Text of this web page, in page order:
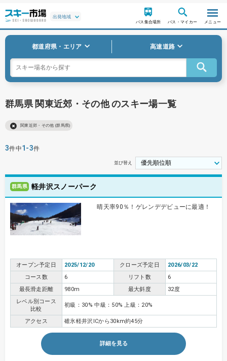
バス集合場所 バス・マイカー メニュー
都道府県・エリア 高速道路
群馬県 関東近郊・その他 のスキー場一覧
関東近郊・その他 (群馬県)
3件中1-3件
並び替え
群馬県 軽井沢スノーパーク
晴天率90％！ゲレンデデビューに最適！
オープン予定日 2025/12/20 クローズ予定日
2026/03/22
コース数
6 リフト数
6
最長滑走距離
980m 最大斜度
32度
レベル別コース
比較
初級：30% 中級：50% 上級：20%
アクセス 碓氷軽井沢ICから30km約45分
詳細を見る